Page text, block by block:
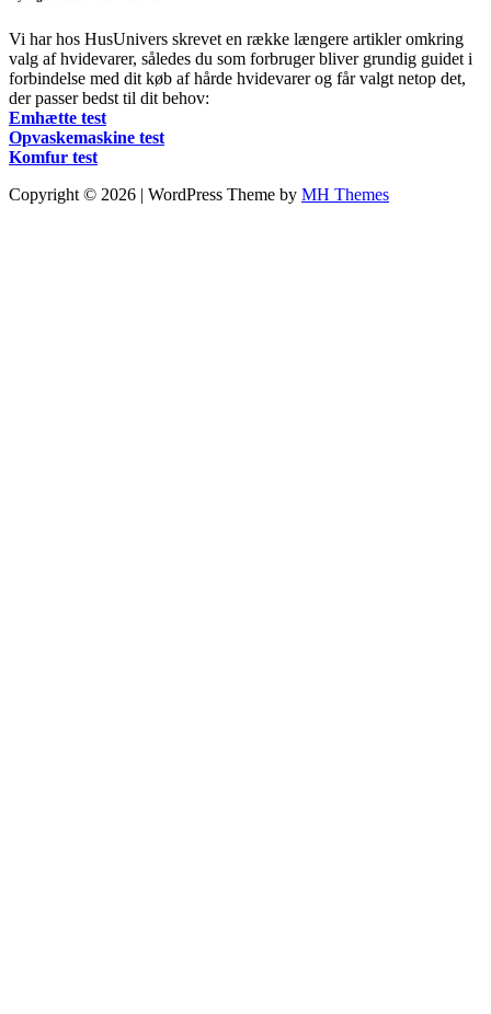
Vi har hos HusUnivers skrevet en række længere artikler omkring
valg af hvidevarer, således du som forbruger bliver grundig guidet i
forbindelse med dit køb af hårde hvidevarer og får valgt netop det,
der passer bedst til dit behov:
Emhætte test
Opvaskemaskine test
Komfur test
Copyright © 2026 | WordPress Theme by MH Themes